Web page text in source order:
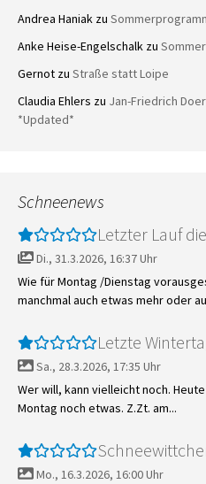
Andrea Haniak zu
Anke Heise-Engelschalk zu
Gernot zu Straße statt Loipe
Claudia Ehlers zu Jan-Friedrich
*Updated*
Schneenews
Letzter Lauf
Di., 31.3.2026, 16:37 Uhr
Wie für Montag /Dienstag
manchmal auch etwas mehr oder
Letzte
Sa., 28.3.2026, 17:35 Uhr
Wer will, kann vielleicht noch.
Montag noch etwas. Z.Zt. am...
Mo., 16.3.2026, 16:00 Uhr